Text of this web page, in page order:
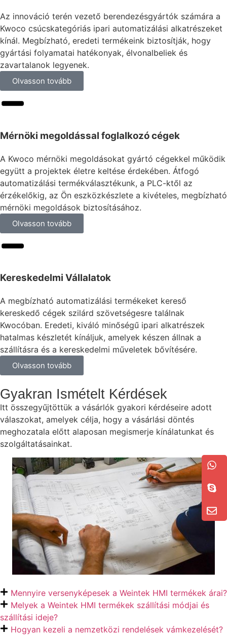
Az innováció terén vezető berendezésgyártók számára a
Kwoco csúcskategóriás ipari automatizálási alkatrészeket
kínál. Megbízható, eredeti termékeink biztosítják, hogy
gyártási folyamatai hatékonyak, élvonalbeliek és
zavartalanok legyenek.
Olvasson tovább
Mérnöki megoldással foglalkozó cégek
A Kwoco mérnöki megoldásokat gyártó cégekkel működik
együtt a projektek életre keltése érdekében. Átfogó
automatizálási termékválasztékunk, a PLC-ktől az
érzékelőkig, az Ön eszközkészlete a kivételes, megbízható
mérnöki megoldások biztosításához.
Olvasson tovább
Kereskedelmi Vállalatok
A megbízható automatizálási termékeket kereső
kereskedő cégek szilárd szövetségesre találnak
Kwocóban. Eredeti, kiváló minőségű ipari alkatrészek
hatalmas készletét kínáljuk, amelyek készen állnak a
szállításra és a kereskedelmi műveletek bővítésére.
Olvasson tovább
Gyakran Ismételt Kérdések
Itt összegyűjtöttük a vásárlók gyakori kérdéseire adott
válaszokat, amelyek célja, hogy a vásárlási döntés
meghozatala előtt alaposan megismerje kínálatunkat és
szolgáltatásainkat.
Mennyire versenyképesek a Weintek HMI termékek árai?
Melyek a Weintek HMI termékek szállítási módjai és
szállítási ideje?
Hogyan kezeli a nemzetközi rendelések vámkezelését?